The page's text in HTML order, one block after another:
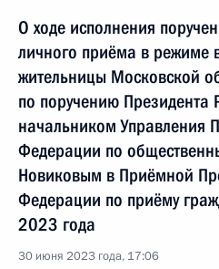
О ходе исполнения
личного приёма в режиме
жительницы Московской
по поручению Президента
начальником Управления
Федерации по
Новиковым в Приёмной
Федерации по приёму
2023 года
30 июня 2023 года, 17:06